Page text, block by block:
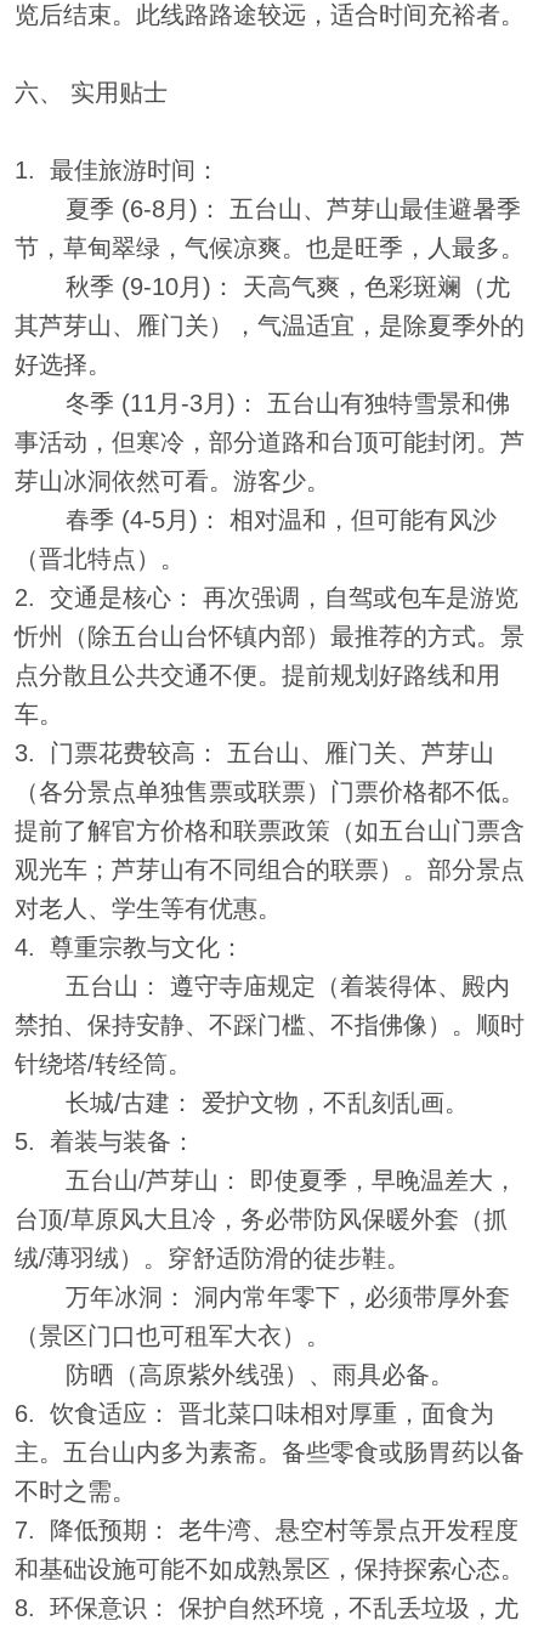
览后结束。此线路路途较远，适合时间充裕者。
六、 实用贴士
1. 最佳旅游时间：
夏季 (6-8月)： 五台山、芦芽山最佳避暑季
节，草甸翠绿，气候凉爽。也是旺季，人最多。
秋季 (9-10月)： 天高气爽，色彩斑斓（尤
其芦芽山、雁门关），气温适宜，是除夏季外的
好选择。
冬季 (11月-3月)： 五台山有独特雪景和佛
事活动，但寒冷，部分道路和台顶可能封闭。芦
芽山冰洞依然可看。游客少。
春季 (4-5月)： 相对温和，但可能有风沙
（晋北特点）。
2. 交通是核心： 再次强调，自驾或包车是游览
忻州（除五台山台怀镇内部）最推荐的方式。景
点分散且公共交通不便。提前规划好路线和用
车。
3. 门票花费较高： 五台山、雁门关、芦芽山
（各分景点单独售票或联票）门票价格都不低。
提前了解官方价格和联票政策（如五台山门票含
观光车；芦芽山有不同组合的联票）。部分景点
对老人、学生等有优惠。
4. 尊重宗教与文化：
五台山： 遵守寺庙规定（着装得体、殿内
禁拍、保持安静、不踩门槛、不指佛像）。顺时
针绕塔/转经筒。
长城/古建： 爱护文物，不乱刻乱画。
5. 着装与装备：
五台山/芦芽山： 即使夏季，早晚温差大，
台顶/草原风大且冷，务必带防风保暖外套（抓
绒/薄羽绒）。穿舒适防滑的徒步鞋。
万年冰洞： 洞内常年零下，必须带厚外套
（景区门口也可租军大衣）。
防晒（高原紫外线强）、雨具必备。
6. 饮食适应： 晋北菜口味相对厚重，面食为
主。五台山内多为素斋。备些零食或肠胃药以备
不时之需。
7. 降低预期： 老牛湾、悬空村等景点开发程度
和基础设施可能不如成熟景区，保持探索心态。
8. 环保意识： 保护自然环境，不乱丢垃圾，尤